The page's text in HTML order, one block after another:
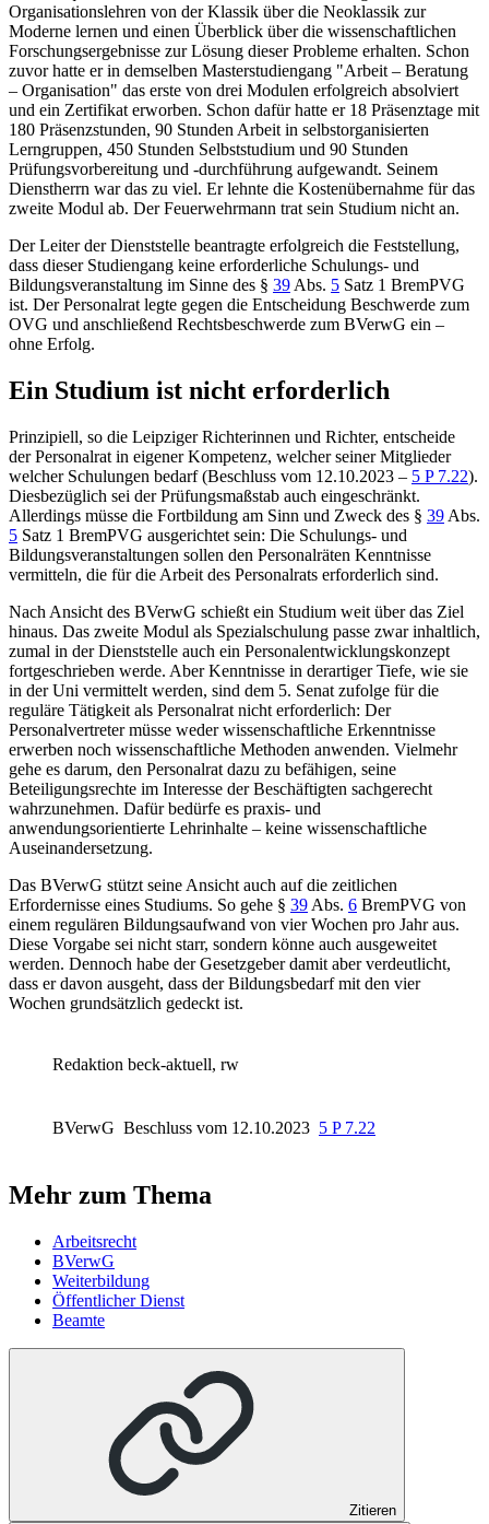
Organisationslehren von der Klassik über die Neoklassik zur
Moderne lernen und einen Überblick über die wissenschaftlichen
Forschungsergebnisse zur Lösung dieser Probleme erhalten. Schon
zuvor hatte er in demselben Masterstudiengang "Arbeit – Beratung
– Organisation" das erste von drei Modulen erfolgreich absolviert
und ein Zertifikat erworben. Schon dafür hatte er 18 Präsenztage mit
180 Präsenzstunden, 90 Stunden Arbeit in selbstorganisierten
Lerngruppen, 450 Stunden Selbststudium und 90 Stunden
Prüfungsvorbereitung und -durchführung aufgewandt. Seinem
Dienstherrn war das zu viel. Er lehnte die Kostenübernahme für das
zweite Modul ab. Der Feuerwehrmann trat sein Studium nicht an.
Der Leiter der Dienststelle beantragte erfolgreich die Feststellung,
dass dieser Studiengang keine erforderliche Schulungs- und
Bildungsveranstaltung im Sinne des § 39 Abs. 5 Satz 1 BremPVG
ist. Der Personalrat legte gegen die Entscheidung Beschwerde zum
OVG und anschließend Rechtsbeschwerde zum BVerwG ein –
ohne Erfolg.
Ein Studium ist nicht erforderlich
Prinzipiell, so die Leipziger Richterinnen und Richter, entscheide
der Personalrat in eigener Kompetenz, welcher seiner Mitglieder
welcher Schulungen bedarf (Beschluss vom 12.10.2023 – 5 P 7.22).
Diesbezüglich sei der Prüfungsmaßstab auch eingeschränkt.
Allerdings müsse die Fortbildung am Sinn und Zweck des § 39 Abs.
5 Satz 1 BremPVG ausgerichtet sein: Die Schulungs- und
Bildungsveranstaltungen sollen den Personalräten Kenntnisse
vermitteln, die für die Arbeit des Personalrats erforderlich sind.
Nach Ansicht des BVerwG schießt ein Studium weit über das Ziel
hinaus. Das zweite Modul als Spezialschulung passe zwar inhaltlich,
zumal in der Dienststelle auch ein Personalentwicklungskonzept
fortgeschrieben werde. Aber Kenntnisse in derartiger Tiefe, wie sie
in der Uni vermittelt werden, sind dem 5. Senat zufolge für die
reguläre Tätigkeit als Personalrat nicht erforderlich: Der
Personalvertreter müsse weder wissenschaftliche Erkenntnisse
erwerben noch wissenschaftliche Methoden anwenden. Vielmehr
gehe es darum, den Personalrat dazu zu befähigen, seine
Beteiligungsrechte im Interesse der Beschäftigten sachgerecht
wahrzunehmen. Dafür bedürfe es praxis- und
anwendungsorientierte Lehrinhalte – keine wissenschaftliche
Auseinandersetzung.
Das BVerwG stützt seine Ansicht auch auf die zeitlichen
Erfordernisse eines Studiums. So gehe § 39 Abs. 6 BremPVG von
einem regulären Bildungsaufwand von vier Wochen pro Jahr aus.
Diese Vorgabe sei nicht starr, sondern könne auch ausgeweitet
werden. Dennoch habe der Gesetzgeber damit aber verdeutlicht,
dass er davon ausgeht, dass der Bildungsbedarf mit den vier
Wochen grundsätzlich gedeckt ist.
Redaktion beck-aktuell, rw
BVerwG Beschluss vom 12.10.2023 5 P 7.22
Mehr zum Thema
Arbeitsrecht
BVerwG
Weiterbildung
Öffentlicher Dienst
Beamte
Zitieren